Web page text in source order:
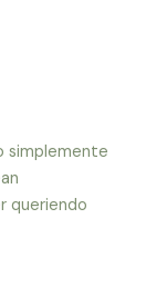
simplemente
queriendo